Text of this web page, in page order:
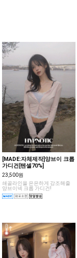
[MADE:자체제작]양브이 크롭
가디건[텐셀70%]
23,500원
쇄골라인을 은은하게 강조해줄
양브이넥 크롭 가디건!